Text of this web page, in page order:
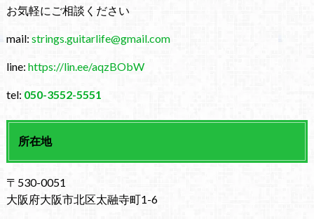
お気軽にご相談ください
mail: strings.guitarlife@gmail.com
line: https://lin.ee/aqzBObW
tel: 050-3552-5551
所在地
〒530-0051
大阪府大阪市北区太融寺町1-6